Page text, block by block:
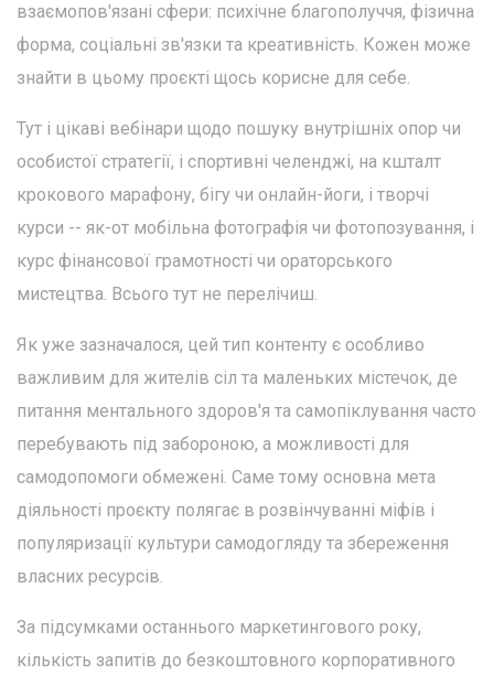
взаємопов'язані сфери: психічне благополуччя, фізична
форма, соціальні зв'язки та креативність. Кожен може
знайти в цьому проєкті щось корисне для себе.
Тут і цікаві вебінари щодо пошуку внутрішніх опор чи
особистої стратегії, і спортивні челенджі, на кшталт
крокового марафону, бігу чи онлайн-йоги, і творчі
курси -- як-от мобільна фотографія чи фотопозування, і
курс фінансової грамотності чи ораторського
мистецтва. Всього тут не перелічиш.
Як уже зазначалося, цей тип контенту є особливо
важливим для жителів сіл та маленьких містечок, де
питання ментального здоров'я та самопіклування часто
перебувають під забороною, а можливості для
самодопомоги обмежені. Саме тому основна мета
діяльності проєкту полягає в розвінчуванні міфів і
популяризації культури самодогляду та збереження
власних ресурсів.
За підсумками останнього маркетингового року,
кількість запитів до безкоштовного корпоративного